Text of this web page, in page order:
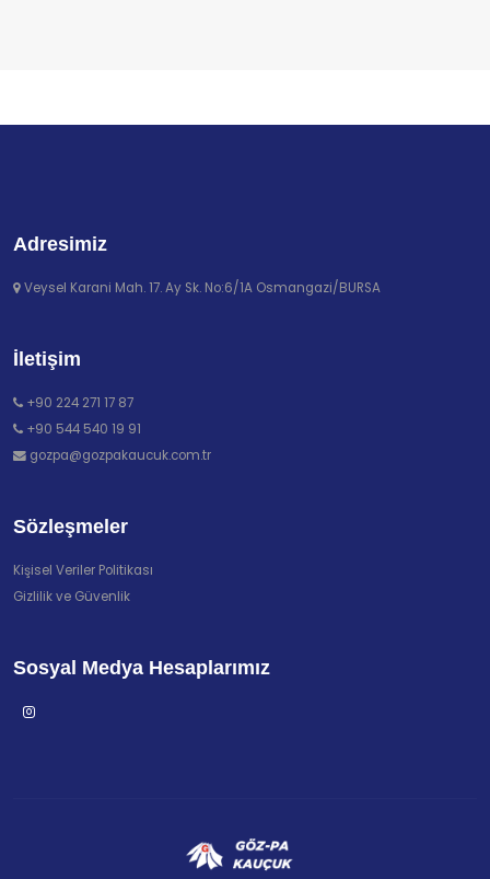
Adresimiz
Veysel Karani Mah. 17. Ay Sk. No:6/1A Osmangazi/BURSA
İletişim
+90 224 271 17 87
+90 544 540 19 91
gozpa@gozpakaucuk.com.tr
Sözleşmeler
Kişisel Veriler Politikası
Gizlilik ve Güvenlik
Sosyal Medya Hesaplarımız